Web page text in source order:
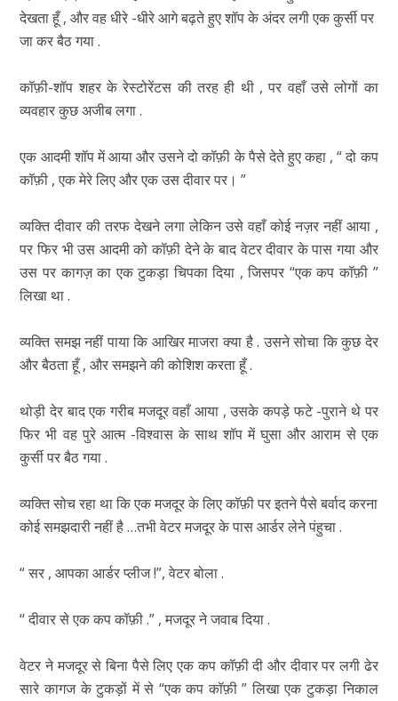
देखता हूँ , और वह धीरे -धीरे आगे बढ़ते हुए शॉप के अंदर लगी एक कुर्सी पर
जा कर बैठ गया .
कॉफ़ी-शॉप शहर के रेस्टोरेंटस की तरह ही थी , पर वहाँ उसे लोगों का
व्यवहार कुछ अजीब लगा .
एक आदमी शॉप में आया और उसने दो कॉफ़ी के पैसे देते हुए कहा , “ दो कप
कॉफ़ी , एक मेरे लिए और एक उस दीवार पर। ”
व्यक्ति दीवार की तरफ देखने लगा लेकिन उसे वहाँ कोई नज़र नहीं आया ,
पर फिर भी उस आदमी को कॉफ़ी देने के बाद वेटर दीवार के पास गया और
उस पर कागज़ का एक टुकड़ा चिपका दिया , जिसपर “एक कप कॉफ़ी ”
लिखा था .
व्यक्ति समझ नहीं पाया कि आखिर माजरा क्या है . उसने सोचा कि कुछ देर
और बैठता हूँ , और समझने की कोशिश करता हूँ .
थोड़ी देर बाद एक गरीब मजदूर वहाँ आया , उसके कपड़े फटे -पुराने थे पर
फिर भी वह पुरे आत्म -विश्वास के साथ शॉप में घुसा और आराम से एक
कुर्सी पर बैठ गया .
व्यक्ति सोच रहा था कि एक मजदूर के लिए कॉफ़ी पर इतने पैसे बर्वाद करना
कोई समझदारी नहीं है …तभी वेटर मजदूर के पास आर्डर लेने पंहुचा .
“ सर , आपका आर्डर प्लीज !”, वेटर बोला .
“ दीवार से एक कप कॉफ़ी .” , मजदूर ने जवाब दिया .
वेटर ने मजदूर से बिना पैसे लिए एक कप कॉफ़ी दी और दीवार पर लगी ढेर
सारे कागज के टुकड़ों में से “एक कप कॉफ़ी ” लिखा एक टुकड़ा निकाल